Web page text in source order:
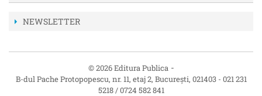
NEWSLETTER
© 2026 Editura Publica -
B-dul Pache Protopopescu, nr. 11, etaj 2, București, 021403 - 021 231
5218 / 0724 582 841